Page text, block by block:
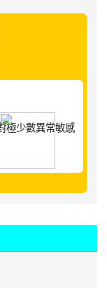
極少數異常敏感